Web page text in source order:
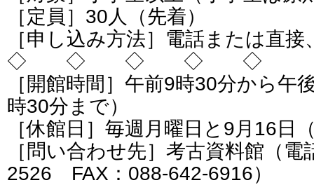
［定員］30人（先着）
［申し込み方法］電話または直
◇ ◇ ◇ ◇ ◇
［開館時間］午前9時30分から午
時30分まで）
［休館日］毎週月曜日と9月16日
［問い合わせ先］考古資料館（
2526 FAX：088-642-6916）